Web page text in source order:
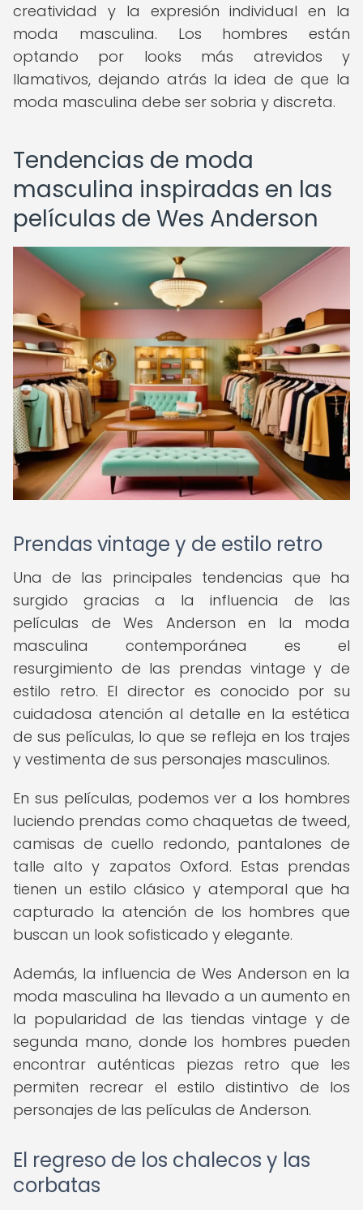
creatividad y la expresión individual en la
moda masculina. Los hombres están
optando por looks más atrevidos y
llamativos, dejando atrás la idea de que la
moda masculina debe ser sobria y discreta.
Tendencias de moda
masculina inspiradas en las
películas de Wes Anderson
Prendas vintage y de estilo retro
Una de las principales tendencias que ha
surgido gracias a la influencia de las
películas de Wes Anderson en la moda
masculina contemporánea es el
resurgimiento de las prendas vintage y de
estilo retro. El director es conocido por su
cuidadosa atención al detalle en la estética
de sus películas, lo que se refleja en los trajes
y vestimenta de sus personajes masculinos.
En sus películas, podemos ver a los hombres
luciendo prendas como chaquetas de tweed,
camisas de cuello redondo, pantalones de
talle alto y zapatos Oxford. Estas prendas
tienen un estilo clásico y atemporal que ha
capturado la atención de los hombres que
buscan un look sofisticado y elegante.
Además, la influencia de Wes Anderson en la
moda masculina ha llevado a un aumento en
la popularidad de las tiendas vintage y de
segunda mano, donde los hombres pueden
encontrar auténticas piezas retro que les
permiten recrear el estilo distintivo de los
personajes de las películas de Anderson.
El regreso de los chalecos y las
corbatas